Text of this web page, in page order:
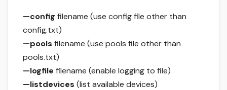
—config filename (use config file other than
config.txt)
—pools filename (use pools file other than
pools.txt)
—logfile filename (enable logging to file)
—listdevices (list available devices)